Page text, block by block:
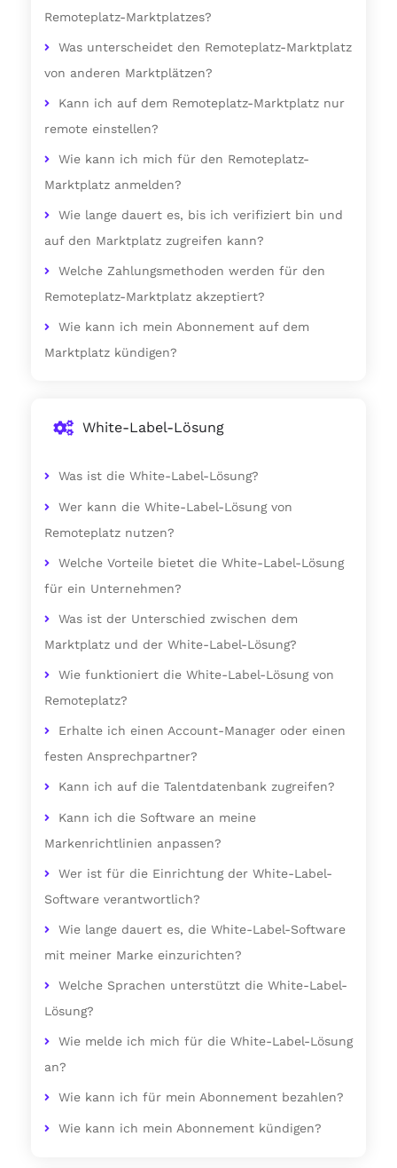
Remoteplatz-Marktplatzes?
Was unterscheidet den Remoteplatz-Marktplatz
von anderen Marktplätzen?
Kann ich auf dem Remoteplatz-Marktplatz nur
remote einstellen?
Wie kann ich mich für den Remoteplatz-
Marktplatz anmelden?
Wie lange dauert es, bis ich verifiziert bin und
auf den Marktplatz zugreifen kann?
Welche Zahlungsmethoden werden für den
Remoteplatz-Marktplatz akzeptiert?
Wie kann ich mein Abonnement auf dem
Marktplatz kündigen?
White-Label-Lösung
Was ist die White-Label-Lösung?
Wer kann die White-Label-Lösung von
Remoteplatz nutzen?
Welche Vorteile bietet die White-Label-Lösung
für ein Unternehmen?
Was ist der Unterschied zwischen dem
Marktplatz und der White-Label-Lösung?
Wie funktioniert die White-Label-Lösung von
Remoteplatz?
Erhalte ich einen Account-Manager oder einen
festen Ansprechpartner?
Kann ich auf die Talentdatenbank zugreifen?
Kann ich die Software an meine
Markenrichtlinien anpassen?
Wer ist für die Einrichtung der White-Label-
Software verantwortlich?
Wie lange dauert es, die White-Label-Software
mit meiner Marke einzurichten?
Welche Sprachen unterstützt die White-Label-
Lösung?
Wie melde ich mich für die White-Label-Lösung
an?
Wie kann ich für mein Abonnement bezahlen?
Wie kann ich mein Abonnement kündigen?